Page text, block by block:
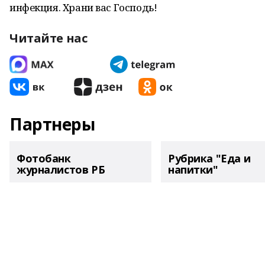
инфекция. Храни вас Господь!
Читайте нас
Партнеры
Фотобанк
журналистов РБ
Рубрика "Еда и
напитки"